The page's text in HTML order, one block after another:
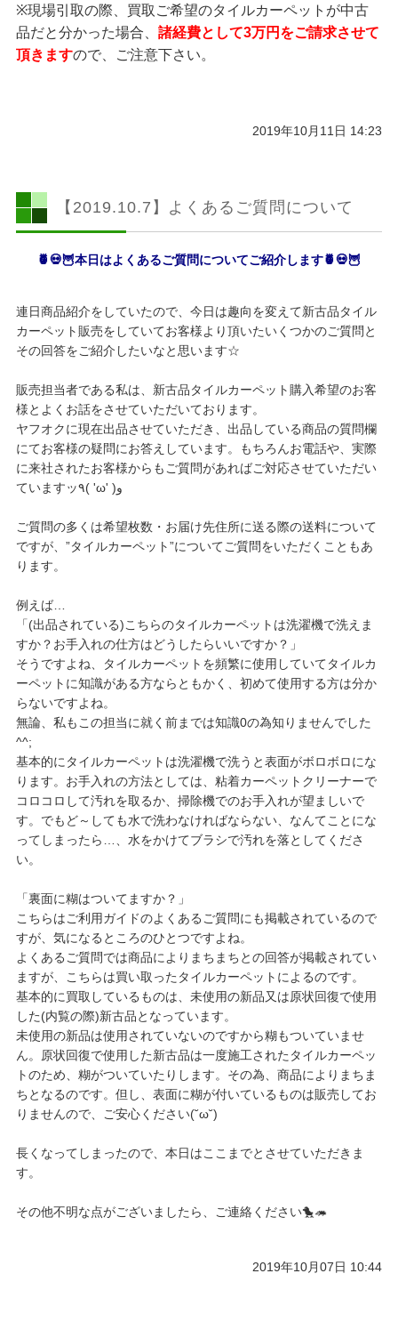
※現場引取の際、買取ご希望のタイルカーペットが中古
品だと分かった場合、 諸経費として3万円をご請求させて
頂きますので、ご注意下さい。
2019年10月11日 14:23
【2019.10.7】よくあるご質問について
🍍💀🦉本日はよくあるご質問についてご紹介します🍍💀🦉
連日商品紹介をしていたので、今日は趣向を変えて新古品タイル
カーペット販売をしていてお客様より頂いたいくつかのご質問と
その回答をご紹介したいなと思います☆
販売担当者である私は、新古品タイルカーペット購入希望のお客
様とよくお話をさせていただいております。
ヤフオクに現在出品させていただき、出品している商品の質問欄
にてお客様の疑問にお答えしています。もちろんお電話や、実際
に来社されたお客様からもご質問があればご対応させていただい
ていますッ٩( 'ω' )و
ご質問の多くは希望枚数・お届け先住所に送る際の送料について
ですが、”タイルカーペット”についてご質問をいただくこともあ
ります。
例えば…
「(出品されている)こちらのタイルカーペットは洗濯機で洗えま
すか？お手入れの仕方はどうしたらいいですか？」
そうですよね、タイルカーペットを頻繁に使用していてタイルカ
ーペットに知識がある方ならともかく、初めて使用する方は分か
らないですよね。
無論、私もこの担当に就く前までは知識0の為知りませんでした
^^;
基本的にタイルカーペットは洗濯機で洗うと表面がボロボロにな
ります。お手入れの方法としては、粘着カーペットクリーナーで
コロコロして汚れを取るか、掃除機でのお手入れが望ましいで
す。でもど～しても水で洗わなければならない、なんてことにな
ってしまったら…、水をかけてブラシで汚れを落としてくださ
い。
「裏面に糊はついてますか？」
こちらはご利用ガイドのよくあるご質問にも掲載されているので
すが、気になるところのひとつですよね。
よくあるご質問では商品によりまちまちとの回答が掲載されてい
ますが、こちらは買い取ったタイルカーペットによるのです。
基本的に買取しているものは、未使用の新品又は原状回復で使用
した(内覧の際)新古品となっています。
未使用の新品は使用されていないのですから糊もついていませ
ん。原状回復で使用した新古品は一度施工されたタイルカーペッ
トのため、糊がついていたりします。その為、商品によりまちま
ちとなるのです。但し、表面に糊が付いているものは販売してお
りませんので、ご安心ください(˘ω˘)
長くなってしまったので、本日はここまでとさせていただきま
す。
その他不明な点がございましたら、ご連絡ください🐤🦔
2019年10月07日 10:44